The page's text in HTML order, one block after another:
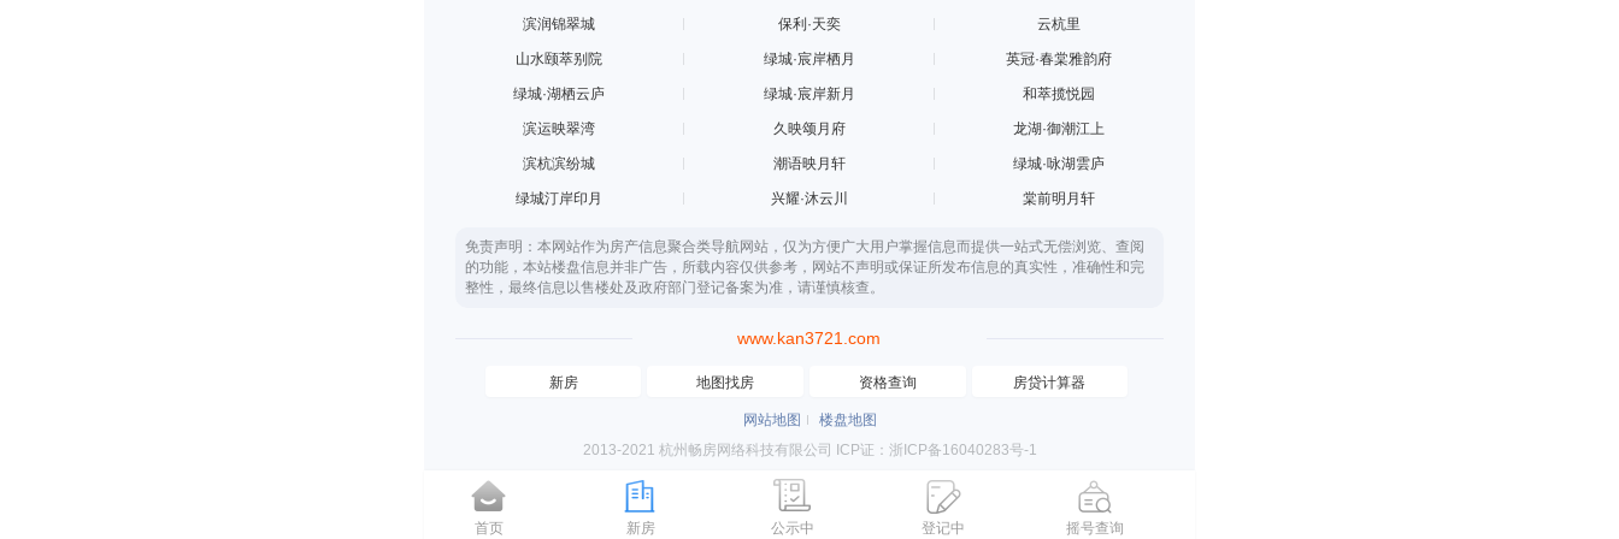
滨润锦翠城 保利·天奕 云杭里
山水颐萃别院 绿城·宸岸栖月 英冠·春棠雅韵府
绿城·湖栖云庐 绿城·宸岸新月 和萃揽悦园
滨运映翠湾 久映颂月府 龙湖·御潮江上
滨杭滨纷城 潮语映月轩 绿城·咏湖雲庐
绿城汀岸印月 兴耀·沐云川 棠前明月轩
免责声明：本网站作为房产信息聚合类导航网站，仅为方便广大用户掌握信息而提供一站式无偿浏览、查阅
的功能，本站楼盘信息并非广告，所载内容仅供参考，网站不声明或保证所发布信息的真实性，准确性和完
整性，最终信息以售楼处及政府部门登记备案为准，请谨慎核查。
www.kan3721.com
新房 地图找房 资格查询 房贷计算器
网站地图
楼盘地图
2013-2021 杭州畅房网络科技有限公司 ICP证：浙ICP备16040283号-1
首页 新房 公示中 登记中 摇号查询